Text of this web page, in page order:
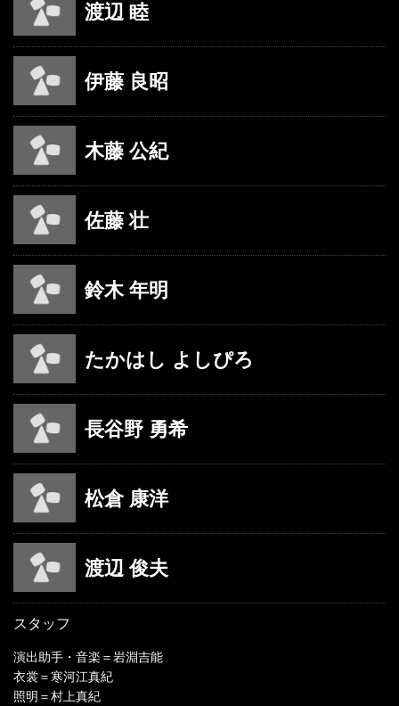
渡辺 睦
伊藤 良昭
木藤 公紀
佐藤 壮
鈴木 年明
たかはし よしぴろ
長谷野 勇希
松倉 康洋
渡辺 俊夫
スタッフ
演出助手・音楽＝岩淵吉能
衣裳＝寒河江真紀
照明＝村上真紀